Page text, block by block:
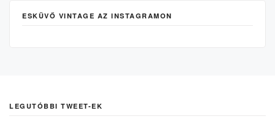
ESKÜVŐ VINTAGE AZ INSTAGRAMON
LEGUTÓBBI TWEET-EK